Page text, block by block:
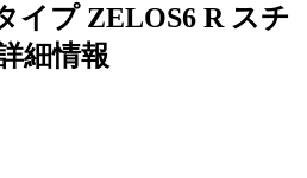
イプ ZELOS6 R スチ
細情報